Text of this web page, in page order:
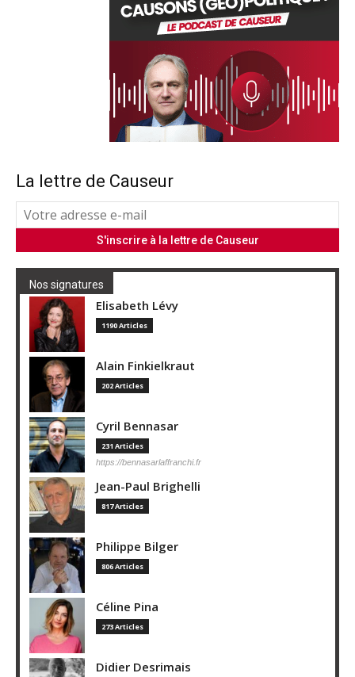
La lettre de Causeur
Nos signatures
Elisabeth Lévy
1190 Articles
Alain Finkielkraut
202 Articles
Cyril Bennasar
231 Articles
https://bennasarlaffranchi.fr
Jean-Paul Brighelli
817 Articles
Philippe Bilger
806 Articles
Céline Pina
273 Articles
Didier Desrimais